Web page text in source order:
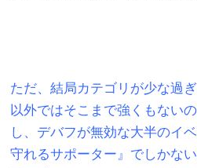
ただ、結局カテゴリが少な過
以外ではそこまで強くもない
し、デバフが無効な大半のイ
守れるサポーター』でしかな